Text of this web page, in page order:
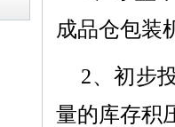
成品仓包装
2、初步
量的库存积